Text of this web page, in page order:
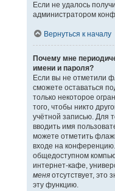
Если не удалось
администратором
Вернуться к началу
Почему мне
имени и пароля?
Если вы не отметили
сможете оставаться
только некоторое
того, чтобы никто
учётной записью. Для
вводить имя
можете отметить
входе на
общедоступном
интернет-кафе,
меняотсутствует, это
эту функцию.